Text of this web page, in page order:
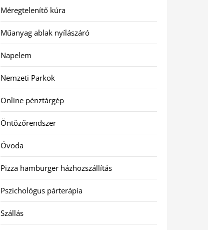
Méregtelenítő kúra
Műanyag ablak nyílászáró
Napelem
Nemzeti Parkok
Online pénztárgép
Öntözőrendszer
Óvoda
Pizza hamburger házhozszállítás
Pszichológus párterápia
Szállás